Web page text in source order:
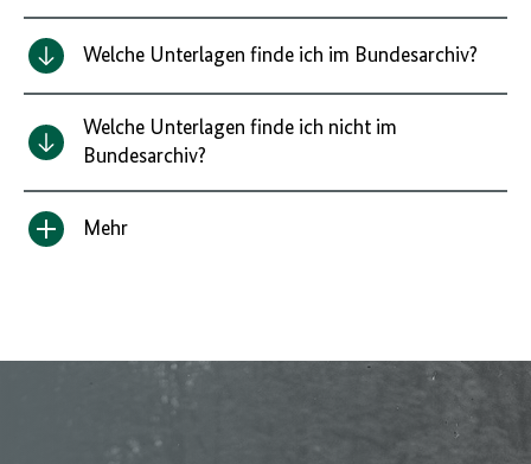
Welche Unterlagen finde ich im Bundesarchiv?
Welche Unterlagen finde ich nicht im
Bundesarchiv?
Inhalt
Mehr